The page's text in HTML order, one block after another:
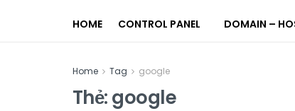
HOME CONTROL PANEL DOMAIN –
Home Tag google
Thẻ:google